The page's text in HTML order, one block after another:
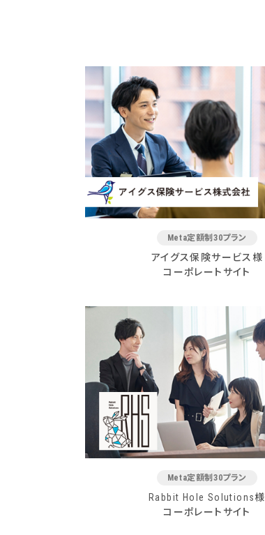
Meta定額制30プラン
アイグス保険サービス様
コーポレートサイト
Meta定額制30プラン
Rabbit Hole Solutions様
コーポレートサイト